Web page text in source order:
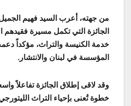
من جهته، أعرب السيد فهيم
الجائزة التي تكمل مسيرة فقيدهم
خدمة الكنيسة والتراث، مؤكداً
المؤسسة في لبنان والانتشار.
وقد لاقى إطلاق الجائزة تفاعلاً
خطوة تُعنى بإحياء التراث